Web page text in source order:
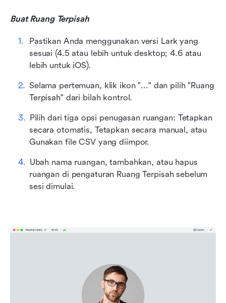
Buat Ruang Terpisah
Pastikan Anda menggunakan versi Lark yang
sesuai (4.5 atau lebih untuk desktop; 4.6 atau
lebih untuk iOS).
Selama pertemuan, klik ikon "..." dan pilih "Ruang
Terpisah" dari bilah kontrol.
Pilih dari tiga opsi penugasan ruangan: Tetapkan
secara otomatis, Tetapkan secara manual, atau
Gunakan file CSV yang diimpor.
Ubah nama ruangan, tambahkan, atau hapus
ruangan di pengaturan Ruang Terpisah sebelum
sesi dimulai.